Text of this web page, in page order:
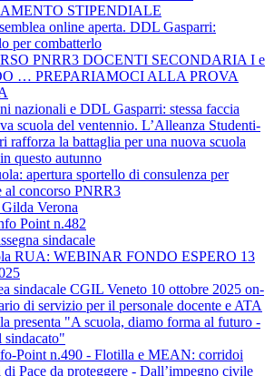
STIPENDIALE
online aperta. DDL Gasparri:
per combatterlo
PNRR3 DOCENTI SECONDARIA I e
… PREPARIAMOCI ALLA PROVA
nazionali e DDL Gasparri: stessa faccia
scuola del ventennio. L’Alleanza Studenti-
rafforza la battaglia per una nuova scuola
questo autunno
apertura sportello di consulenza per
al concorso PNRR3
Verona
Point n.482
sindacale
RUA: WEBINAR FONDO ESPERO 13
sindacale CGIL Veneto 10 ottobre 2025 on-
di servizio per il personale docente e ATA
presenta "A scuola, diamo forma al futuro -
sindacato"
Point n.490 - Flotilla e MEAN: corridoi
di Pace da proteggere - Dall’impegno civile